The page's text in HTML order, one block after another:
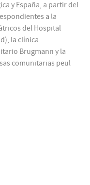
y España, a partir del
a la
del Hospital
la clínica
Brugmann y la
comunitarias peul